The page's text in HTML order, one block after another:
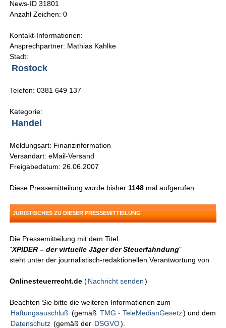
News-ID 31801
Anzahl Zeichen: 0
Kontakt-Informationen:
Ansprechpartner: Mathias Kahlke
Stadt:
Rostock
Telefon: 0381 649 137
Kategorie:
Handel
Meldungsart: Finanzinformation
Versandart: eMail-Versand
Freigabedatum: 26.06.2007
Diese Pressemitteilung wurde bisher 1148 mal aufgerufen.
JURISTISCHES ZU DIESER PRESSEMITTEILUNG
Die Pressemitteilung mit dem Titel:
"XPIDER – der virtuelle Jäger der Steuerfahndung"
steht unter der journalistisch-redaktionellen Verantwortung von
Onlinesteuerrecht.de (Nachricht senden )
Beachten Sie bitte die weiteren Informationen zum
Haftungsauschluß (gemäß TMG - TeleMedianGesetz) und dem
Datenschutz (gemäß der DSGVO).